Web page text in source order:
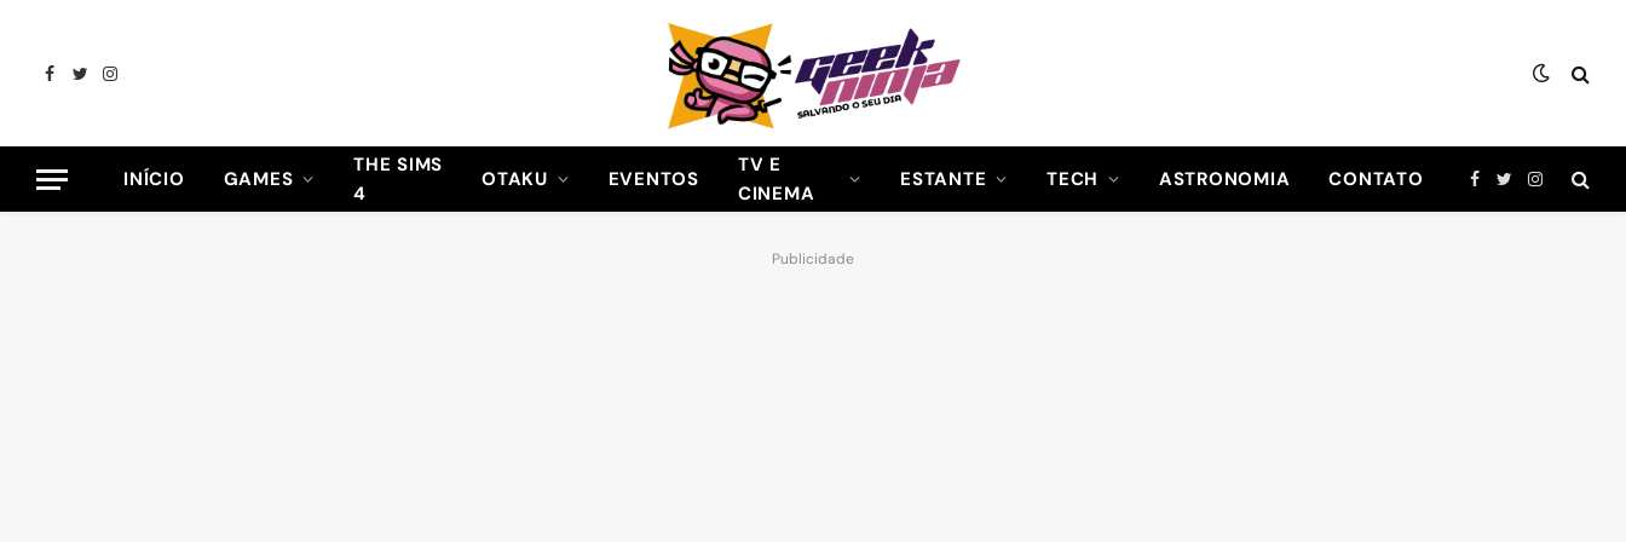
Facebook
TwitterInstagram
INÍCIO GAMES
THE SIMS
4
OTAKU EVENTOS
TV E
CINEMA
ESTANTE TECH ASTRONOMIA CONTATO Facebook
TwitterInstagram
Publicidade